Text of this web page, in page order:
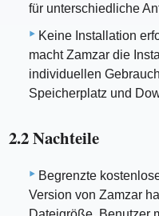
für unterschiedliche
Keine Installation
macht Zamzar die
individuellen
Speicherplatz und
2.2 Nachteile
Begrenzte
Version von Zamzar